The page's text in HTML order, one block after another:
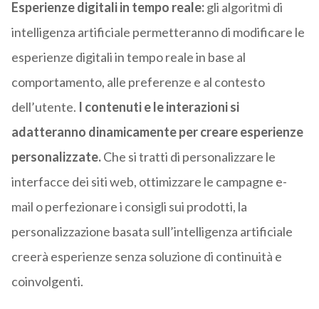
Esperienze digitali in tempo reale:gli algoritmi di
intelligenza artificiale permetteranno di modificare le
esperienze digitali in tempo reale in base al
comportamento, alle preferenze e al contesto
dell’utente. I contenuti e le interazioni si
adatteranno dinamicamente per creare esperienze
personalizzate.Che si tratti di personalizzare le
interfacce dei siti web, ottimizzare le campagne e-
mail o perfezionare i consigli sui prodotti, la
personalizzazione basata sull’intelligenza artificiale
creerà esperienze senza soluzione di continuità e
coinvolgenti.